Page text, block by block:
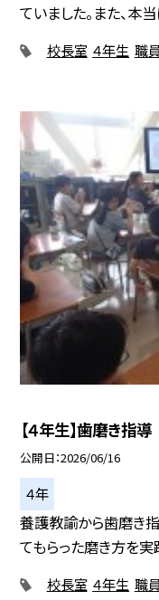
ていました。また、本
校長室 ４年生 職
【４年生】歯磨き指導
公開日 2026/06/16
４年
養護教諭から歯磨き
てもらった磨き方を実
校長室 ４年生 職